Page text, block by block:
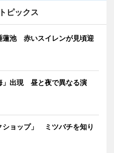
ピックス
蓮池 赤いスイレンが見頃迎
」出現 昼と夜で異なる演
ショップ」 ミツバチを知り